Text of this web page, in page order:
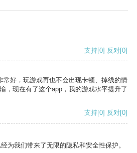
支持[0] 反对[0]
常好，玩游戏再也不会出现卡顿、掉线的情
，现在有了这个app，我的游戏水平提升了
支持[0] 反对[0]
为我们带来了无限的隐私和安全性保护。